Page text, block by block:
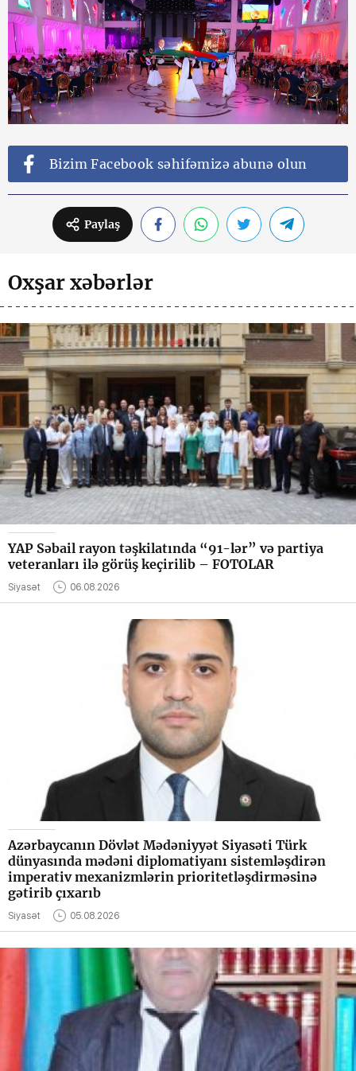
Bizim Facebook səhifəmizə abunə olun
Paylaş
Oxşar xəbərlər
YAP Səbail rayon təşkilatında “91-lər” və partiya
veteranları ilə görüş keçirilib – FOTOLAR
Siyasət 06.08.2026
Azərbaycanın Dövlət Mədəniyyət Siyasəti Türk
dünyasında mədəni diplomatiyanı sistemləşdirən
imperativ mexanizmlərin prioritetləşdirməsinə
gətirib çıxarıb
Siyasət 05.08.2026